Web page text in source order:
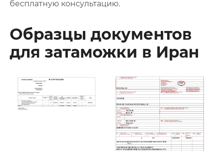
бесплатную консультацию.
Образцы документов
для затаможки в Иран